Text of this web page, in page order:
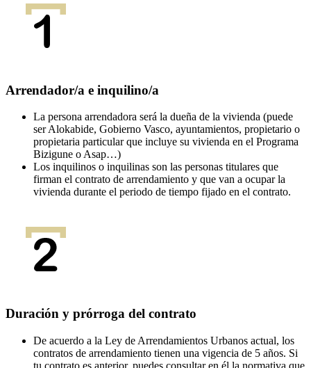
Arrendador/a e inquilino/a
La persona arrendadora será la dueña de la vivienda (puede
ser Alokabide, Gobierno Vasco, ayuntamientos, propietario o
propietaria particular que incluye su vivienda en el Programa
Bizigune o Asap…)
Los inquilinos o inquilinas son las personas titulares que
firman el contrato de arrendamiento y que van a ocupar la
vivienda durante el periodo de tiempo fijado en el contrato.
Duración y prórroga del contrato
De acuerdo a la Ley de Arrendamientos Urbanos actual, los
contratos de arrendamiento tienen una vigencia de 5 años. Si
tu contrato es anterior, puedes consultar en él la normativa que